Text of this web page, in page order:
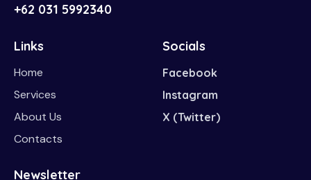
+62 031 5992340
Links
Home
Services
About Us
Contacts
Socials
Facebook
Instagram
X (Twitter)
Newsletter